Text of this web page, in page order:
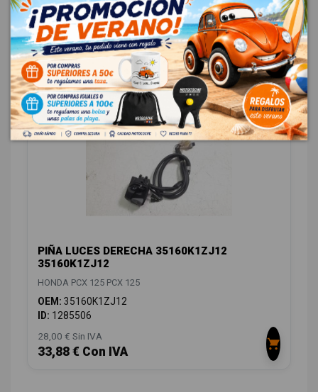
HONDA PCX 125 PCX 125
OEM:35101K1ZJ11
ID:1285450
148,00 € Sin IVA
179,08 € Con IVA
PIÑA LUCES DERECHA 35160K1ZJ12
35160K1ZJ12
HONDA PCX 125 PCX 125
OEM: 35160K1ZJ12
ID: 1285506
28,00 € Sin IVA
33,88 € Con IVA